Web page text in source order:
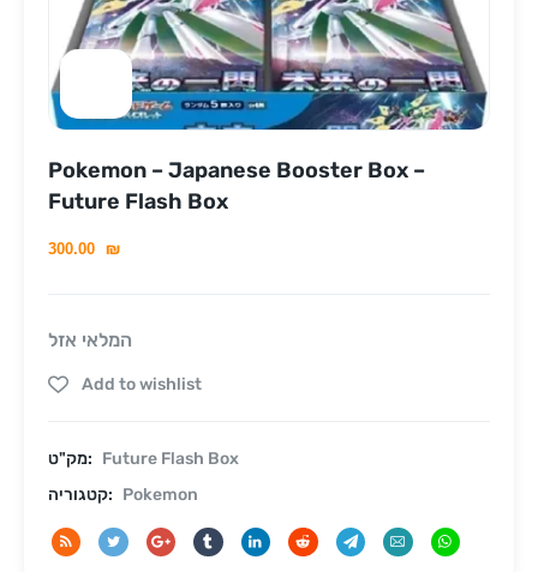
Pokemon – Japanese Booster Box –
Future Flash Box
300.00 ₪
המלאי אזל
Add to wishlist
מק"ט: Future Flash Box
קטגוריה: Pokemon